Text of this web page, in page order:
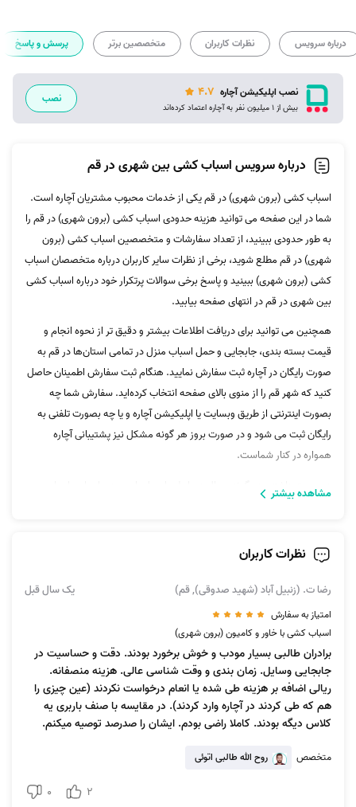
درباره سرویس نظرات کاربران متخصصین برتر پرسش و پاسخ
نصب اپلیکیشن آچاره 4.7
بیش از 1 میلیون نفر به آچاره اعتماد کرده‌اند
نصب
درباره سرویس اسباب کشی بین شهری در قم
اسباب کشی (برون شهری) در قم یکی از خدمات محبوب مشتریان آچاره است.
شما در این صفحه می توانید هزینه حدودی اسباب کشی (برون شهری) در قم را
به طور حدودی ببینید، از تعداد سفارشات و متخصصین اسباب کشی (برون
شهری) در قم مطلع شوید، برخی از نظرات سایر کاربران درباره متخصصان اسباب
کشی (برون شهری) ببینید و پاسخ برخی سوالات پرتکرار خود درباره اسباب کشی
بین شهری در قم در انتهای صفحه بیابید.
همچنین می توانید برای دریافت اطلاعات بیشتر و دقیق تر از نحوه انجام و
قیمت بسته بندی، جابجایی و حمل اسباب منزل در تمامی استان‌ها در قم به
صورت رایگان در آچاره ثبت سفارش نمایید. هنگام ثبت سفارش اطمینان حاصل
کنید که شهر قم را از منوی بالای صفحه انتخاب کرده‌اید. سفارش شما چه
بصورت اینترنتی از طریق وبسایت یا اپلیکیشن آچاره و یا چه بصورت تلفنی به
رایگان ثبت می شود و در صورت بروز هر گونه مشکل نیز پشتیبانی آچاره
همواره در کنار شماست.
در صورت داشتن هر گونه سوال در رابطه با حمل بار، چیدن اسباب، اسباب
مشاهده بیشتر
نظرات کاربران
رضا ت. (زنبیل آباد (شهید صدوقی), قم) یک سال قبل
امتیاز به سفارش
اسباب کشی با خاور و کامیون (برون شهری)
برادران طالبی بسیار مودب و خوش برخورد بودند. دقت و حساسیت در
جابجایی وسایل. زمان بندی و وقت شناسی عالی. هزینه منصفانه.
ریالی اضافه بر هزینه طی شده یا انعام درخواست نکردند (عین چیزی را
هم که طی کردند در آچاره وارد کردند). در مقایسه با صنف باربری یه
کلاس دیگه بودند. کاملا راضی بودم. ایشان را صدرصد توصیه میکنم.
متخصص روح الله طالبی اتوئی
2
0